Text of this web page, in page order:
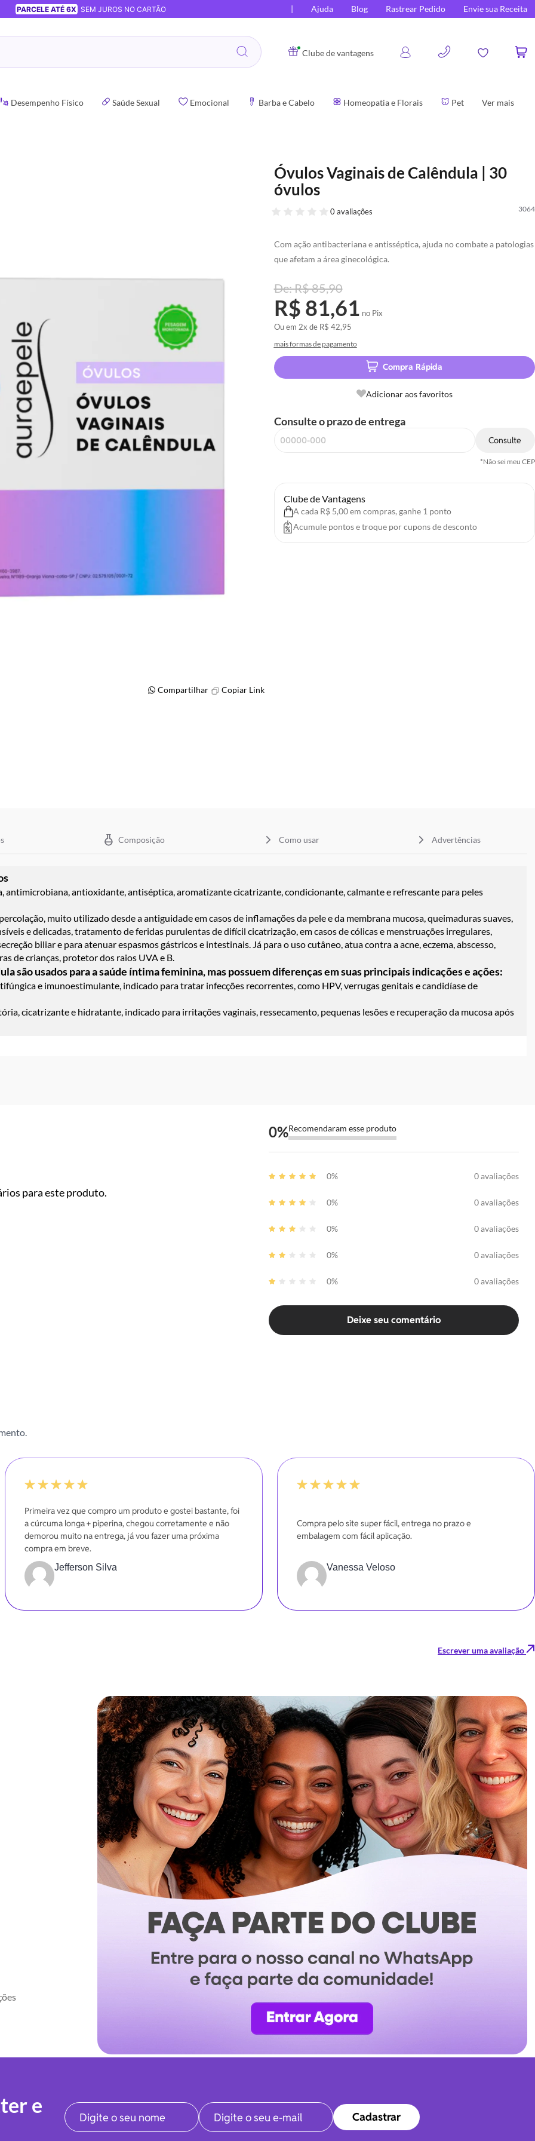
PARCELE ATÉ 6X SEM JUROS NO CARTÃO Ajuda Blog Rastrear Pedido Envie sua Receita
Clube de vantagens
0
Desempenho Físico Saúde Sexual Emocional Barba e Cabelo Homeopatia e Florais Pet Ver mais
Óvulos Vaginais de Calêndula | 30
óvulos
3064
0 avaliações
Com ação antibacteriana e antisséptica, ajuda no combate a patologias
que afetam a área ginecológica.
R$ 85,90
R$ 81,61 no Pix
Ou em 2x de R$ 42,95
mais formas de pagamento
Compra Rápida
Adicionar aos favoritos
Consulte o prazo de entrega
Consulte
*Não sei meu CEP
Clube de Vantagens
A cada R$ 5,00 em compras, ganhe 1 ponto
Acumule pontos e troque por cupons de desconto
Compartilhar Copiar Link
Composição Como usar Advertências
antimicrobiana, antioxidante, antiséptica, aromatizante cicatrizante, condicionante, calmante e refrescante para peles
muito utilizado desde a antiguidade em casos de inflamações da pele e da membrana mucosa, queimaduras suaves,
e delicadas, tratamento de feridas purulentas de difícil cicatrização, em casos de cólicas e menstruações irregulares,
biliar e para atenuar espasmos gástricos e intestinais. Já para o uso cutâneo, atua contra a acne, eczema, abscesso,
de crianças, protetor dos raios UVA e B.
são usados para a saúde íntima feminina, mas possuem diferenças em suas principais indicações e ações:
e imunoestimulante, indicado para tratar infecções recorrentes, como HPV, verrugas genitais e candidíase de
cicatrizante e hidratante, indicado para irritações vaginais, ressecamento, pequenas lesões e recuperação da mucosa após
para este produto.
0%Recomendaram esse produto
0% 0 avaliações
0% 0 avaliações
0% 0 avaliações
0% 0 avaliações
0% 0 avaliações
Deixe seu comentário
Primeira vez que compro um produto e gostei bastante, foi
a cúrcuma longa + piperina, chegou corretamente e não
demorou muito na entrega, já vou fazer uma próxima
compra em breve.
Jefferson Silva
Compra pelo site super fácil, entrega no prazo e
embalagem com fácil aplicação.
Vanessa Veloso
Escrever uma avaliação
e
Cadastrar